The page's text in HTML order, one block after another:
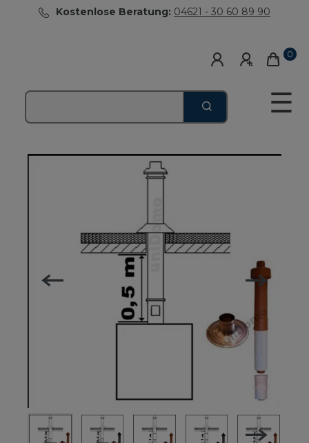
Kostenlose Beratung: 04621 - 30 60 89 90
0
☰